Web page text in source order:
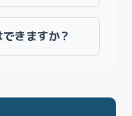
きますか？